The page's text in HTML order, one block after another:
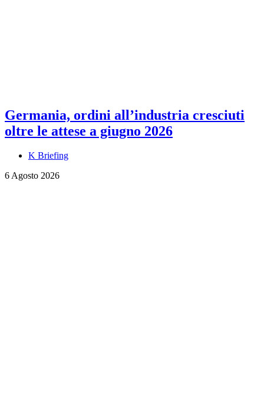
Germania, ordini all’industria cresciuti
oltre le attese a giugno 2026
K Briefing
6 Agosto 2026